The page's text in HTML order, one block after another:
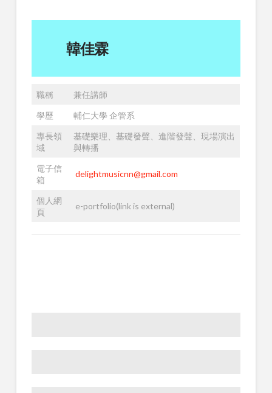
韓佳霖
職稱
兼任講師
學歷
輔仁大學 企管系
專長領
域
基礎樂理、基礎發聲、進階發聲、現場演出
與轉播
電子信
箱
delightmusicnn@gmail.com
個人網
頁
e-portfolio(link is external)